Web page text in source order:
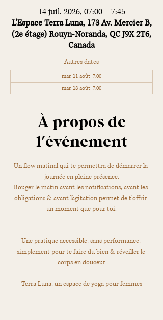
14 juil. 2026, 07:00 – 7:45
L'Espace Terra Luna, 173 Av. Mercier B,
(2e étage) Rouyn-Noranda, QC J9X 2T6,
Canada
Autres dates
mar. 11 août, 7:00
mar. 18 août, 7:00
À propos de
l'événement
Un flow matinal qui te permettra de démarrer la
journée en pleine présence.
Bouger le matin avant les notifications, avant les
obligations & avant l'agitation permet de t'offrir
un moment que pour toi.
Une pratique accessible, sans performance,
simplement pour te faire du bien & réveiller le
corps en douceur
Terra Luna, un espace de yoga pour femmes